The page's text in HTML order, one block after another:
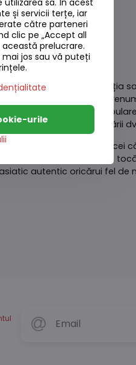
prin combinația
această pastă este
prepara mâncăruri
și inconfundabilă mâncării
coreene sau pentru cei
a aroma sosuri, supe,
autentic oricărui fel de
sa. În acest
și servicii terțe, iar
către parteneri
clic pe „Accept all
prelucrare.
jos sau vă puteți
urile